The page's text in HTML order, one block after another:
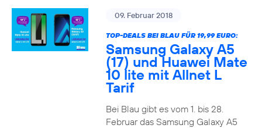
09. Februar 2018
TOP-DEALS BEI BLAU FÜR 19,99 EURO:
Samsung Galaxy A5
(17) und Huawei Mate
10 lite mit Allnet L
Tarif
Bei Blau gibt es vom 1. bis 28.
Februar das Samsung Galaxy A5